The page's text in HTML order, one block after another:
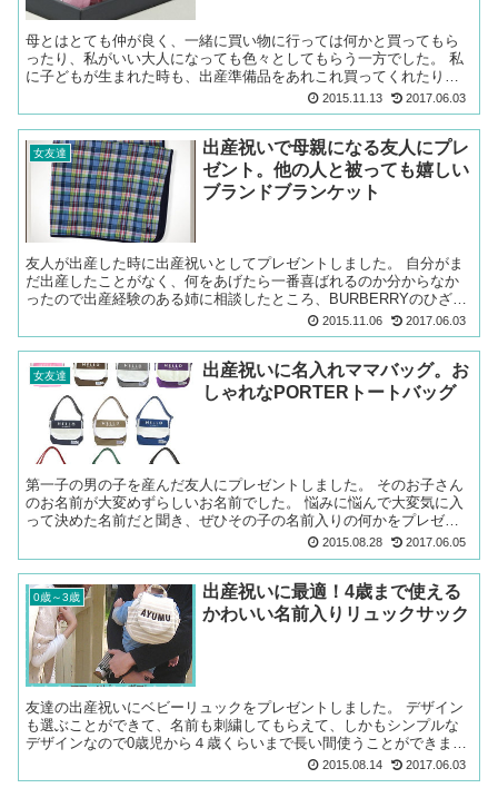
母とはとても仲が良く、一緒に買い物に行っては何かと買ってもら
ったり、私がいい大人になっても色々としてもらう一方でした。 私
に子どもが生まれた時も、出産準備品をあれこれ買ってくれたり、
高額のお祝い金ももらいました。 内祝という形で何か贈り物を...
2015.11.13 2017.06.03
女友達
出産祝いで母親になる友人にプレ
ゼント。他の人と被っても嬉しい
ブランドブランケット
友人が出産した時に出産祝いとしてプレゼントしました。 自分がま
だ出産したことがなく、何をあげたら一番喜ばれるのか分からなか
ったので出産経験のある姉に相談したところ、BURBERRYのひざ掛
けが一番嬉しかったと教えてくれたことがこの商品を選ん...
2015.11.06 2017.06.03
女友達
出産祝いに名入れママバッグ。お
しゃれなPORTERトートバッグ
第一子の男の子を産んだ友人にプレゼントしました。 そのお子さん
のお名前が大変めずらしいお名前でした。 悩みに悩んで大変気に入
って決めた名前だと聞き、ぜひその子の名前入りの何かをプレゼン
トしたいと思いました。 そして、考えぬいた末選んだのが、...
2015.08.28 2017.06.05
0歳～3歳
出産祝いに最適！4歳まで使える
かわいい名前入りリュックサック
友達の出産祝いにベビーリュックをプレゼントしました。 デザイン
も選ぶことができて、名前も刺繍してもらえて、しかもシンプルな
デザインなので0歳児から４歳くらいまで長い間使うことができま
す。 1歳誕生日プレゼント・出産祝いにおススメ♪ 名入れベ...
2015.08.14 2017.06.03